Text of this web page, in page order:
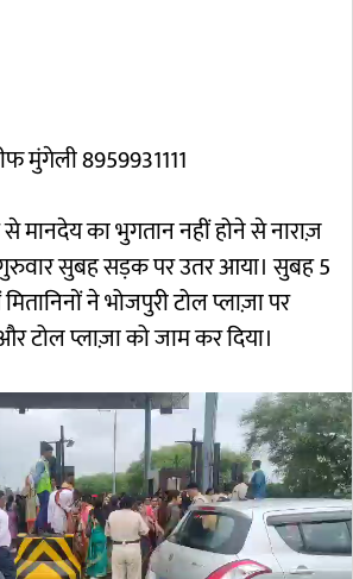
मुंगेली 8959931111
मानदेय का भुगतान नहीं होने से नाराज़
गुरुवार सुबह सड़क पर उतर आया। सुबह 5
ने भोजपुरी टोल प्लाज़ा पर
टोल प्लाज़ा को जाम कर दिया।